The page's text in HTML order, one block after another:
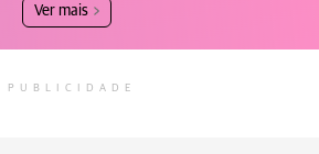
Ver mais
PUBLICIDADE